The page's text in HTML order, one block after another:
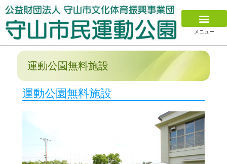
メニュー
運動公園無料施設
運動公園無料施設